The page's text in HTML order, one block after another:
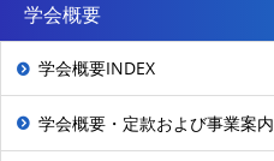
学会概要
学会概要INDEX
学会概要・定款および事業案内